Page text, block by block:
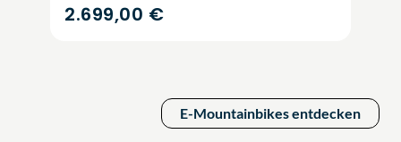
2.699,00 €
E-Mountainbikes entdecken